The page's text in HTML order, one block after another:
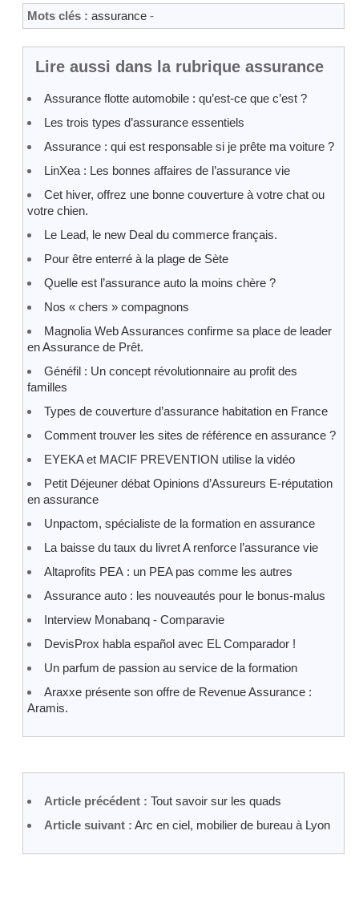
Mots clés : assurance -
Lire aussi dans la rubrique assurance
Assurance flotte automobile : qu’est-ce que c’est ?
Les trois types d’assurance essentiels
Assurance : qui est responsable si je prête ma voiture ?
LinXea : Les bonnes affaires de l’assurance vie
Cet hiver, offrez une bonne couverture à votre chat ou
votre chien.
Le Lead, le new Deal du commerce français.
Pour être enterré à la plage de Sète
Quelle est l’assurance auto la moins chère ?
Nos « chers » compagnons
Magnolia Web Assurances confirme sa place de leader
en Assurance de Prêt.
Généfil : Un concept révolutionnaire au profit des
familles
Types de couverture d’assurance habitation en France
Comment trouver les sites de référence en assurance ?
EYEKA et MACIF PREVENTION utilise la vidéo
Petit Déjeuner débat Opinions d’Assureurs E-réputation
en assurance
Unpactom, spécialiste de la formation en assurance
La baisse du taux du livret A renforce l’assurance vie
Altaprofits PEA : un PEA pas comme les autres
Assurance auto : les nouveautés pour le bonus-malus
Interview Monabanq - Comparavie
DevisProx habla español avec EL Comparador !
Un parfum de passion au service de la formation
Araxxe présente son offre de Revenue Assurance :
Aramis.
Article précédent : Tout savoir sur les quads
Article suivant : Arc en ciel, mobilier de bureau à Lyon